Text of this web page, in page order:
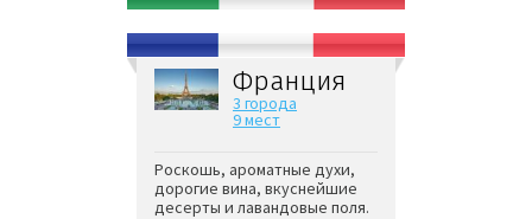
Франция
3 города
9 мест
Роскошь, ароматные духи,
дорогие вина, вкуснейшие
десерты и лавандовые поля.